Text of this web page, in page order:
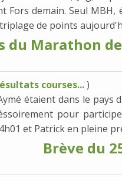
Fors demain. Seul
de points
du Marathon
courses...)
étaient dans le
pour
et Patrick en pleine
Brève du